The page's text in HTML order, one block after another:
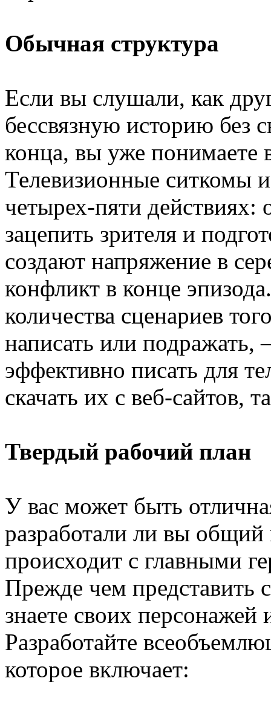
Обычная структура
Если вы слушали, как
бессвязную историю без
конца, вы уже понимаете
Телевизионные ситкомы
четырех-пяти действиях:
зацепить зрителя и
создают напряжение в
конфликт в конце
количества сценариев
написать или
эффективно писать для
скачать их с веб-сайтов,
Твердый рабочий план
У вас может быть
разработали ли вы общий
происходит с главными
Прежде чем представить
знаете своих
Разработайте
которое включает: